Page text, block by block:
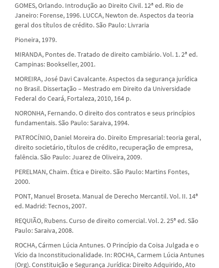
GOMES, Orlando. Introdução ao Direito Civil. 12ª ed. Rio de
Janeiro: Forense, 1996. LUCCA, Newton de. Aspectos da teoria
geral dos títulos de crédito. São Paulo: Livraria
Pioneira, 1979.
MIRANDA, Pontes de. Tratado de direito cambiário. Vol. 1. 2ª ed.
Campinas: Bookseller, 2001.
MOREIRA, José Davi Cavalcante. Aspectos da segurança jurídica
no Brasil. Dissertação – Mestrado em Direito da Universidade
Federal do Ceará, Fortaleza, 2010, 164 p.
NORONHA, Fernando. O direito dos contratos e seus princípios
fundamentais. São Paulo: Saraiva, 1994.
PATROCÍNIO, Daniel Moreira do. Direito Empresarial: teoria geral,
direito societário, títulos de crédito, recuperação de empresa,
falência. São Paulo: Juarez de Oliveira, 2009.
PERELMAN, Chaim. Ética e Direito. São Paulo: Martins Fontes,
2000.
PONT, Manuel Broseta. Manual de Derecho Mercantil. Vol. II. 14ª
ed. Madrid: Tecnos, 2007.
REQUIÃO, Rubens. Curso de direito comercial. Vol. 2. 25ª ed. São
Paulo: Saraiva, 2008.
ROCHA, Cármen Lúcia Antunes. O Princípio da Coisa Julgada e o
Vício da Inconstitucionalidade. In: ROCHA, Carmem Lúcia Antunes
(Org). Constituição e Segurança Jurídica: Direito Adquirido, Ato